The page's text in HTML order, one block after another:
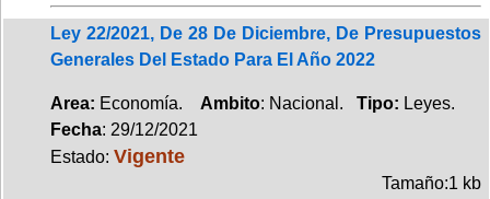
Ley 22/2021, De 28 De Diciembre, De Presupuestos
Generales Del Estado Para El Año 2022
Area: Economía. Ambito: Nacional. Tipo: Leyes.
Fecha: 29/12/2021
Estado: Vigente
Tamaño:1 kb